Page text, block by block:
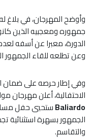
جمهوره ومعجبيه الذين
الدورة، معبرا عن أسفه
وعن تطلعه للقاء
وفي إطار حرصه على ضمان
الاحتفالية، أعلن مهرجان
Baliardo
الجمهور بسهرة استثنائية
والتقاسم.